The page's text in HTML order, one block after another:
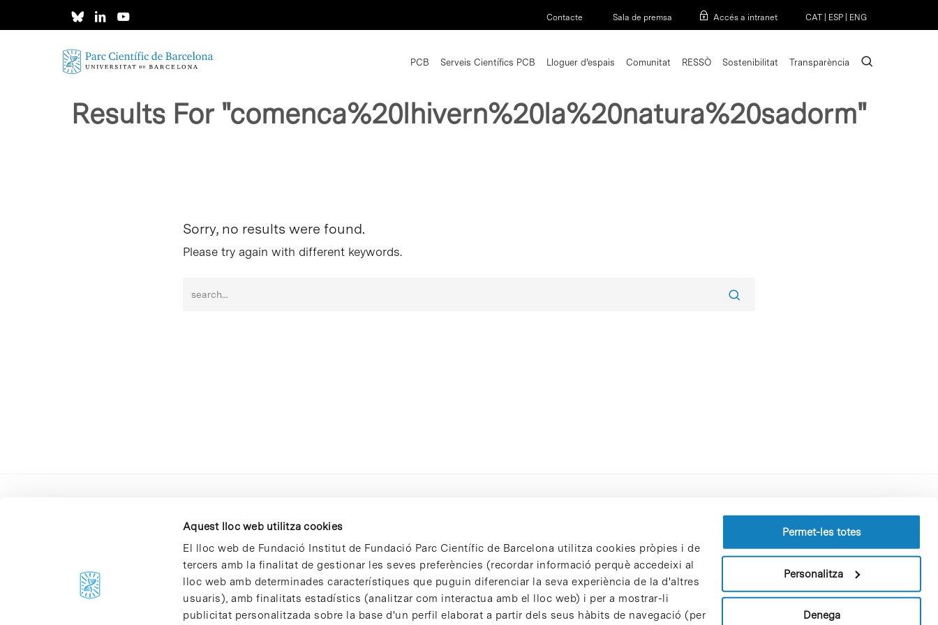
Aquest lloc web utilitza cookies
El lloc web de Fundació Institut de Fundació Parc Científic de Barcelona utilitza cookies pròpies i de
tercers amb la finalitat de gestionar les seves preferències (recordar informació perquè accedeixi al
lloc web amb determinades característiques que puguin diferenciar la seva experiència de la d'altres
usuaris), amb finalitats estadístics (analitzar com interactua amb el lloc web) i per a mostrar-li
publicitat personalitzada sobre la base d'un perfil elaborat a partir dels seus hàbits de navegació (per
Permet-les totes
Personalitza
Denega
Contacte Sala de premsa Accés a intranet CAT ESP ENG
PCB Serveis Científics PCB Lloguer d’espais Comunitat RESSÒ Sostenibilitat Transparència search
Results For "comenca%20lhivern%20la%20natura%20sadorm"
Sorry, no results were found.
Please try again with different keywords.
C/Baldiri Reixac, 4-12 i 15
Perfil del contractant
Política de privacitat
Política de cookies
Patrons i patrocinadors
Borsa de treball